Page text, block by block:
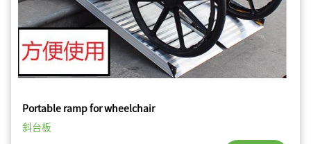
Portable ramp for wheelchair
斜台板